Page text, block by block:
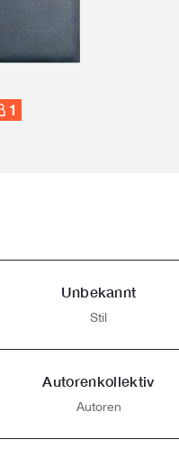
1
Unbekannt
Stil
Autorenkollektiv
Autoren